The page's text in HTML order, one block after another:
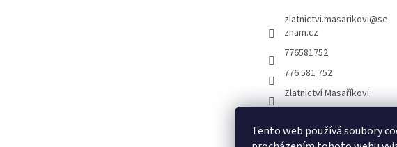
Tento web používá soubory
zlatnictvi.masarikovi@se
znam.cz
776581752
776 581 752
Zlatnictví Masaříkovi